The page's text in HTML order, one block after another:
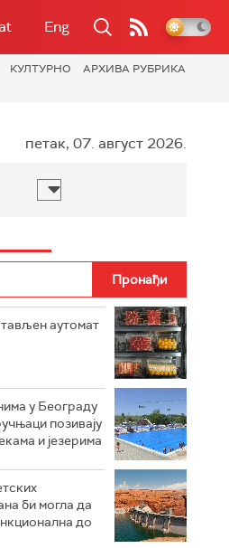
Eng
КУЛТУРНО
АРХИВА РУБРИКА
петак, 07. август 2026.
аутомат
у Београду
позивају
и језерима
би могла да
до